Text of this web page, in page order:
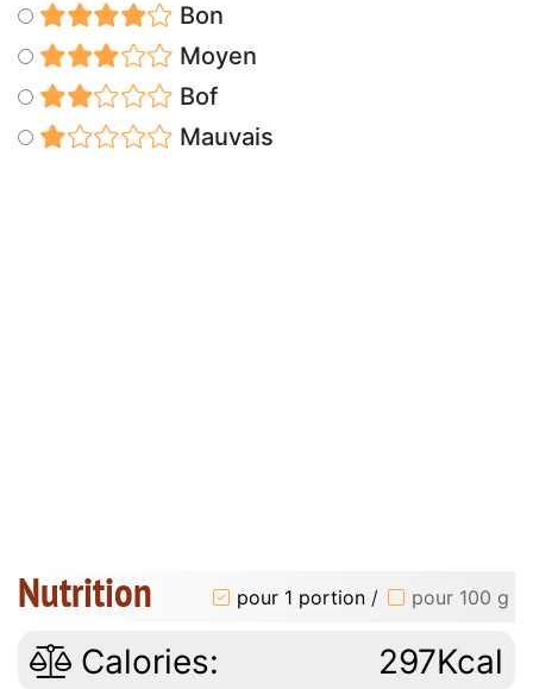
Bon
Moyen
Bof
Mauvais
Nutrition pour 1 portion / pour 100 g
Calories: 297Kcal